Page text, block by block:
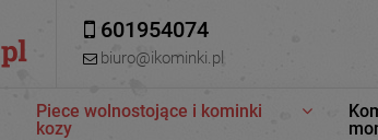
601954074
biuro@ikominki.pl
Piece wolnostojące i kominki
kozy